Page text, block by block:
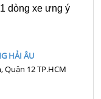
dòng xe ưng ý
HẢI ÂU
Quận 12 TP.HCM